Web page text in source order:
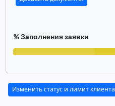
% Заполнения заявки
Изменить статус и лимит клиента